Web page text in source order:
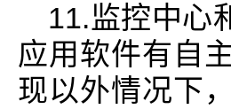
11.监控中心
应用软件有自
现以外情况下